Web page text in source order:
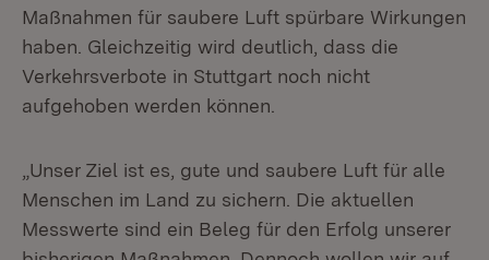
Maßnahmen für saubere Luft spürbare Wirkungen
haben. Gleichzeitig wird deutlich, dass die
Verkehrsverbote in Stuttgart noch nicht
aufgehoben werden können.
„Unser Ziel ist es, gute und saubere Luft für alle
Menschen im Land zu sichern. Die aktuellen
Messwerte sind ein Beleg für den Erfolg unserer